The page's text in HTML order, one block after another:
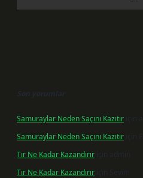
Son yorumlar
Samuraylar Neden Saçını Kazıtır için
Samuraylar Neden Saçını Kazıtır için
Tır Ne Kadar Kazandırır için
admin
Tır Ne Kadar Kazandırır için Sevim